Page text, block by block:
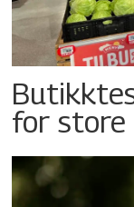
for store